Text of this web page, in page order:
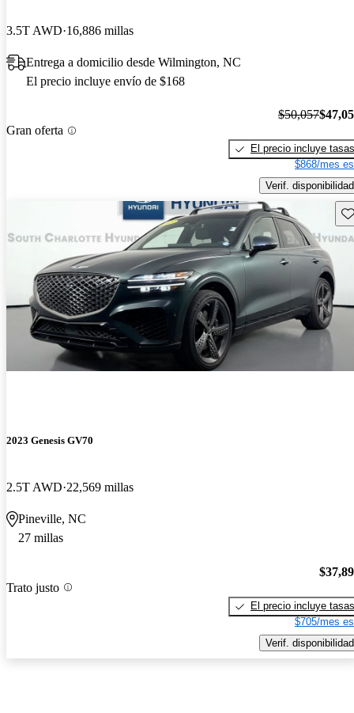
3.5T AWD 16,886 millas
Entrega a domicilio desde Wilmington, NC
El precio incluye envío de $168
Gran oferta
$50,057
El precio incluye tasas
$868/mes
Verif. disponibilidad
2023 Genesis GV70
2.5T AWD 22,569 millas
Pineville, NC
27 millas
Trato justo
El precio incluye tasas
$705/mes
Verif. disponibilidad